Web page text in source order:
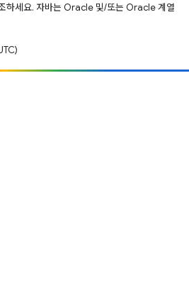
하세요. 자바는 Oracle 및/또는 Oracle 계열